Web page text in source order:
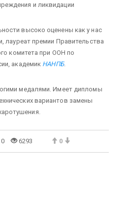
и ликвидации
высоко оценены как у нас
лауреат премии Правительства
комитета при ООН по
академик НАНПБ.
медалями. Имеет дипломы
вариантов замены
0 6293 0